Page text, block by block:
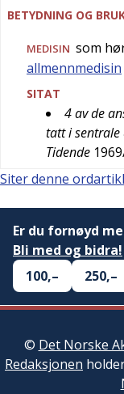
BETYDNING OG
MEDISIN som
allmennmedisin
SITAT
4 av de
tatt i sentrale
Tidende
Siter denne
Er du fornøyd
Bli med og bidra!
100,–
250,–
© Det Norske
Redaksjonen